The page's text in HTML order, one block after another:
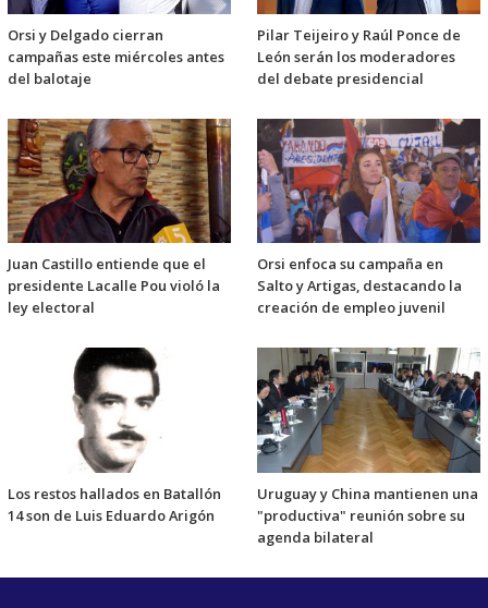
Orsi y Delgado cierran
campañas este miércoles antes
del balotaje
Pilar Teijeiro y Raúl Ponce de
León serán los moderadores
del debate presidencial
Juan Castillo entiende que el
presidente Lacalle Pou violó la
ley electoral
Orsi enfoca su campaña en
Salto y Artigas, destacando la
creación de empleo juvenil
Los restos hallados en Batallón
14 son de Luis Eduardo Arigón
Uruguay y China mantienen una
"productiva" reunión sobre su
agenda bilateral